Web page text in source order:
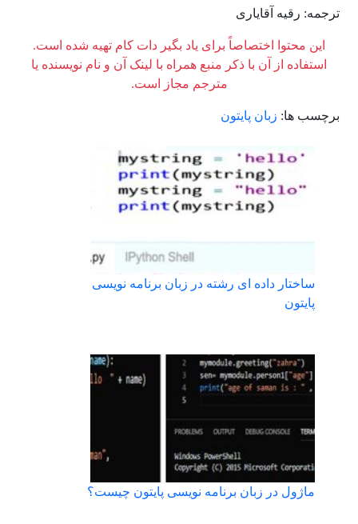
ترجمه: رقیه آقایاری
این محتوا اختصاصاً برای یاد بگیر دات کام تهیه شده است.
استفاده از آن با ذکر منبع همراه با لینک آن و نام نویسنده یا
مترجم مجاز است.
برچسب ها: زبان پایتون
ساختار داده ای رشته در زبان برنامه نویسی
پایتون
ماژول در زبان برنامه نویسی پایتون چیست؟